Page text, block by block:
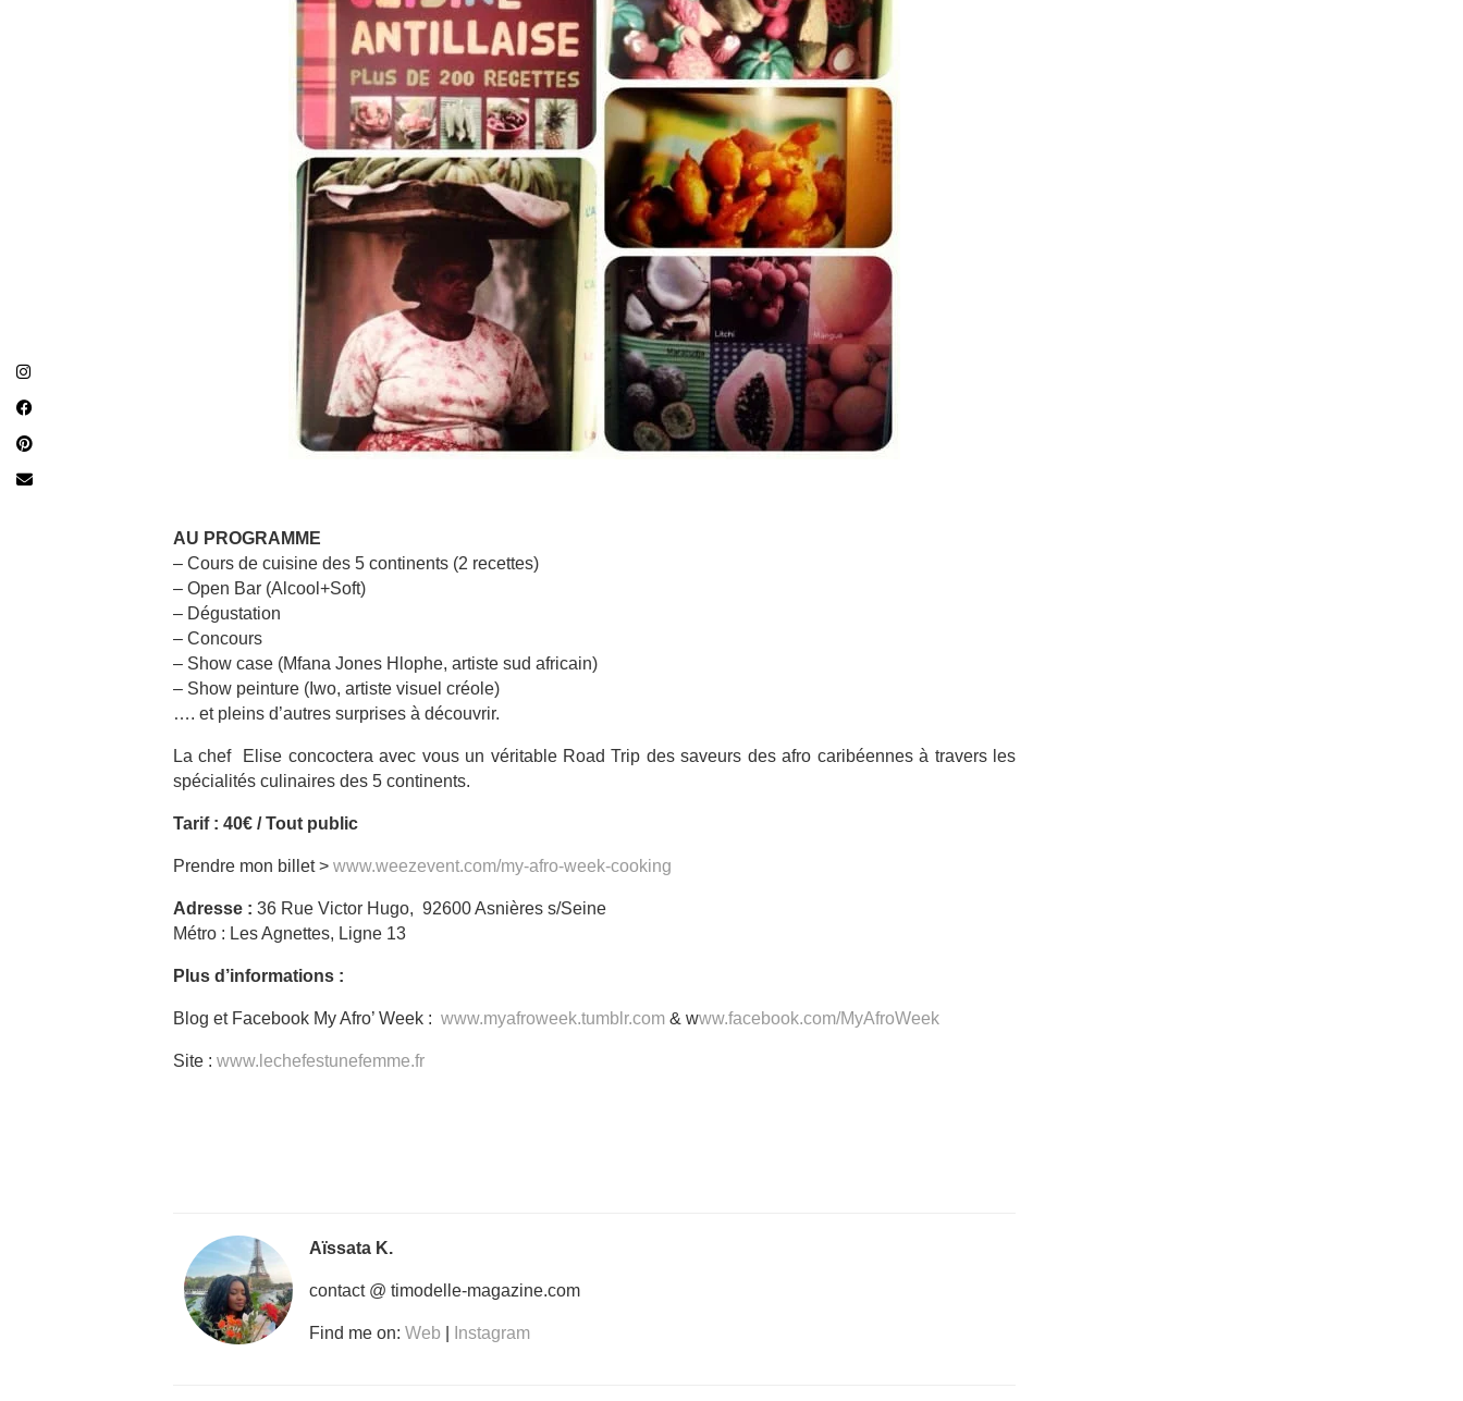
AU PROGRAMME
– Cours de cuisine des 5 continents (2 recettes)
– Open Bar (Alcool+Soft)
– Dégustation
– Concours
– Show case (Mfana Jones Hlophe, artiste sud africain)
– Show peinture (Iwo, artiste visuel créole)
…. et pleins d’autres surprises à découvrir.
La chef Elise concoctera avec vous un véritable Road Trip des saveurs des afro caribéennes à travers les
spécialités culinaires des 5 continents.
Tarif : 40€ / Tout public
Prendre mon billet > www.weezevent.com/my-afro-week-cooking
Adresse : 36 Rue Victor Hugo, 92600 Asnières s/Seine
Métro : Les Agnettes, Ligne 13
Plus d’informations :
Blog et Facebook My Afro’ Week : www.myafroweek.tumblr.com & www.facebook.com/MyAfroWeek
Site : www.lechefestunefemme.fr
Aïssata K.
contact @ timodelle-magazine.com
Find me on: Web Instagram